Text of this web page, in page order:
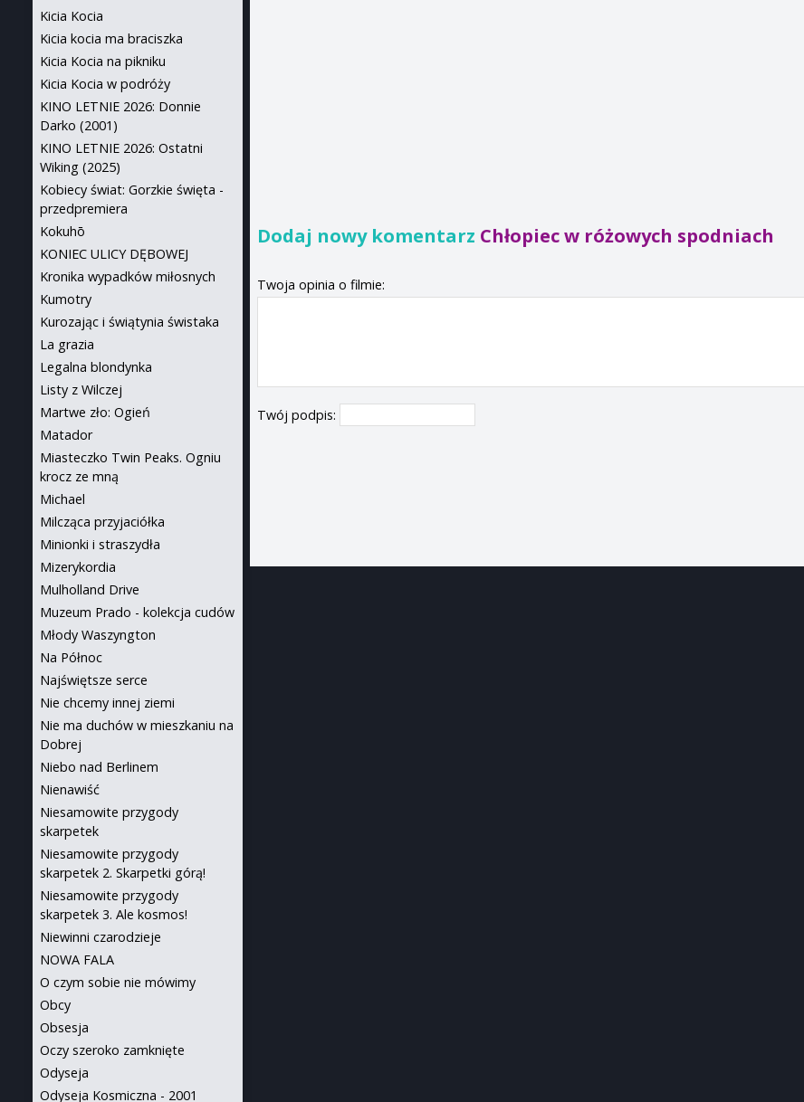
Dodaj nowy komentarz Chłopiec w różowych spodniach
Twoja opinia o filmie:
Twój podpis:
Kicia Kocia
Kicia kocia ma braciszka
Kicia Kocia na pikniku
Kicia Kocia w podróży
KINO LETNIE 2026: Donnie
Darko (2001)
KINO LETNIE 2026: Ostatni
Wiking (2025)
Kobiecy świat: Gorzkie święta -
przedpremiera
Kokuhō
KONIEC ULICY DĘBOWEJ
Kronika wypadków miłosnych
Kumotry
Kurozając i świątynia świstaka
La grazia
Legalna blondynka
Listy z Wilczej
Martwe zło: Ogień
Matador
Miasteczko Twin Peaks. Ogniu
krocz ze mną
Michael
Milcząca przyjaciółka
Minionki i straszydła
Mizerykordia
Mulholland Drive
Muzeum Prado - kolekcja cudów
Młody Waszyngton
Na Północ
Najświętsze serce
Nie chcemy innej ziemi
Nie ma duchów w mieszkaniu na
Dobrej
Niebo nad Berlinem
Nienawiść
Niesamowite przygody
skarpetek
Niesamowite przygody
skarpetek 2. Skarpetki górą!
Niesamowite przygody
skarpetek 3. Ale kosmos!
Niewinni czarodzieje
NOWA FALA
O czym sobie nie mówimy
Obcy
Obsesja
Oczy szeroko zamknięte
Odyseja
Odyseja Kosmiczna - 2001